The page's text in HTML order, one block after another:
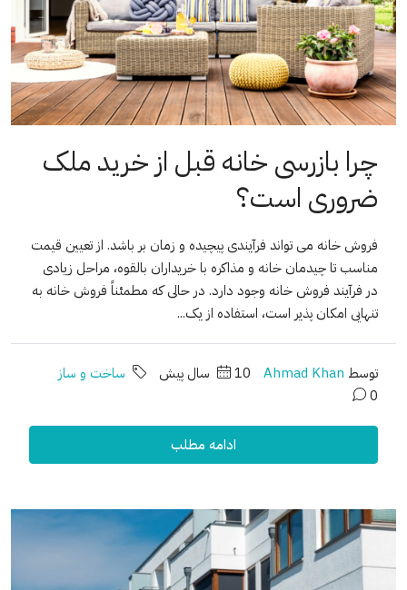
چرا بازرسی خانه قبل از خرید ملک
ضروری است؟
فروش خانه می تواند فرآیندی پیچیده و زمان بر باشد. از تعیین قیمت
مناسب تا چیدمان خانه و مذاکره با خریداران بالقوه، مراحل زیادی
در فرآیند فروش خانه وجود دارد. در حالی که مطمئناً فروش خانه به
تنهایی امکان پذیر است، استفاده از یک...
توسط Ahmad Khan 10 سال پیش
ساخت و ساز
0
ادامه مطلب